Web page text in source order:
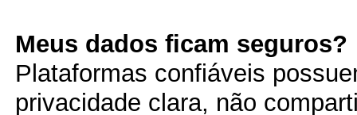
Meus dados ficam seguros?
Plataformas confiáveis
privacidade clara, não